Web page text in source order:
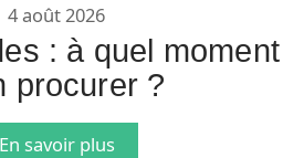
4 août 2026
: à quel moment
procurer ?
En savoir plus